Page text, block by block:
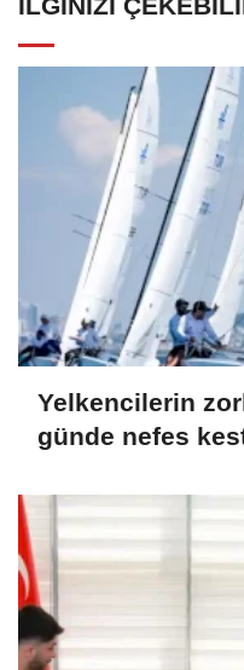
Yelkencilerin
günde nefes